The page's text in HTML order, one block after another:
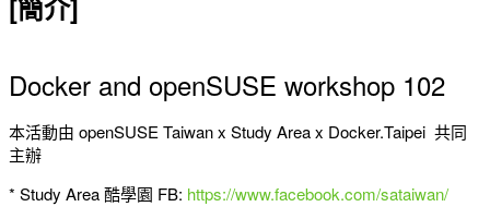
[簡介]
Docker and openSUSE workshop 102
本活動由 openSUSE Taiwan x Study Area x Docker.Taipei 共同
主辦
* Study Area 酷學園 FB: https://www.facebook.com/sataiwan/